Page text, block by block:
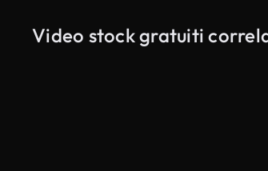
Video stock gratuiti